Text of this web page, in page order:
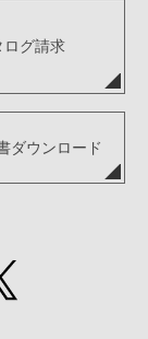
ログ請求
ダウンロード